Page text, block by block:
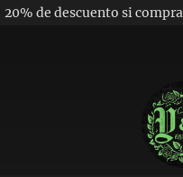
20% de descuento si